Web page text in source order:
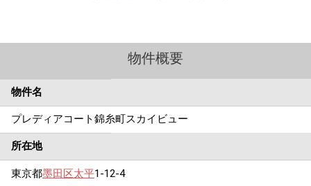
物件概要
物件名
プレディアコート錦糸町スカイビュー
所在地
東京都墨田区太平1-12-4